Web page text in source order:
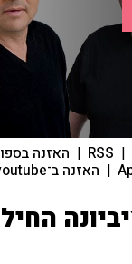
|
RSS
| האזנה
| האזנה ב־youtube